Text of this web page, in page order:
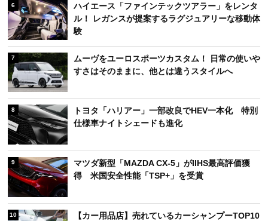
6
ハイエース「ファインテックツアラー」をレンタ
ル！ レガンスが提案するラグジュアリーな移動体
験
7
ムーヴをユーロスポーツカスタム！ 日常の使いや
すさはそのままに、他とは違うスタイルへ
8
トヨタ「ハリアー」一部改良でHEV一本化 特別
仕様車ナイトシェードも進化
9
マツダ新型「MAZDA CX-5」がIIHS最高評価獲
得 米国安全性能「TSP+」を受賞
10
【カー用品店】売れているカーシャンプーTOP10